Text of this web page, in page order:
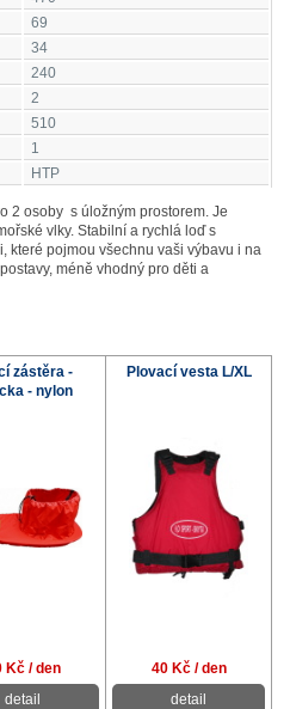
69
34
240
2
510
1
HTP
2 osoby s úložným prostorem. Je
vlky. Stabilní a rychlá loď s
které pojmou všechnu vaši výbavu i na
méně vhodný pro děti a
zástěra -
- nylon
Plovací vesta L/XL
Kč / den
detail
40 Kč / den
detail